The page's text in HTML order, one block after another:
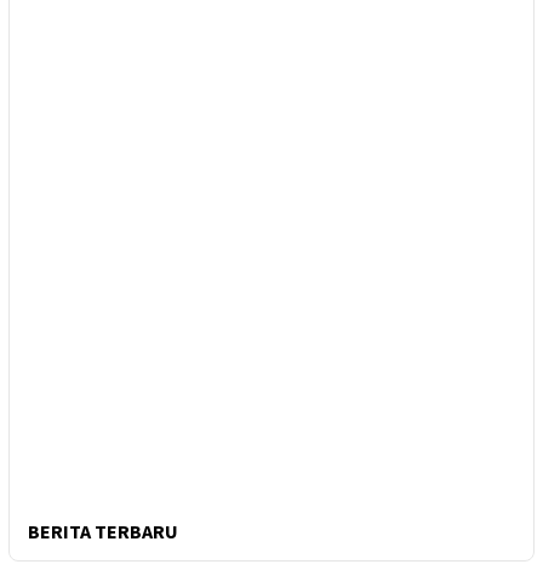
BERITA TERBARU